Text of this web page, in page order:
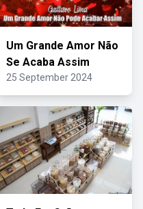
Um Grande Amor Não
Se Acaba Assim
25 September 2024